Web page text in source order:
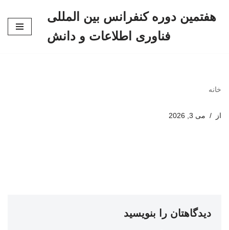
هفتمین دوره کنفرانس بین المللی
فناوری اطلاعات و دانش
خانه
از می 3, 2026
دیدگاهتان را بنویسید